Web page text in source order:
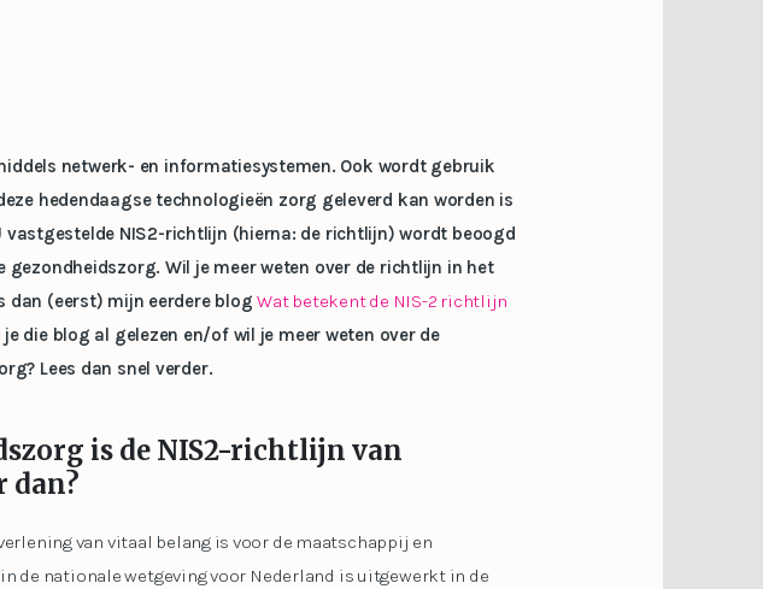
netwerk- en informatiesystemen. Ook wordt gebruik
hedendaagse technologieën zorg geleverd kan worden is
vastgestelde NIS2-richtlijn (hierna: de richtlijn) wordt beoogd
gezondheidszorg. Wil je meer weten over de richtlijn in het
dan (eerst) mijn eerdere blogWat betekent de NIS-2 richtlijn
je die blog al gelezen en/of wil je meer weten over de
Lees dan snel verder.
is de NIS2-richtlijn van
dan?
van vitaal belang is voor de maatschappij en
de nationale wetgeving voor Nederland is uitgewerkt in de